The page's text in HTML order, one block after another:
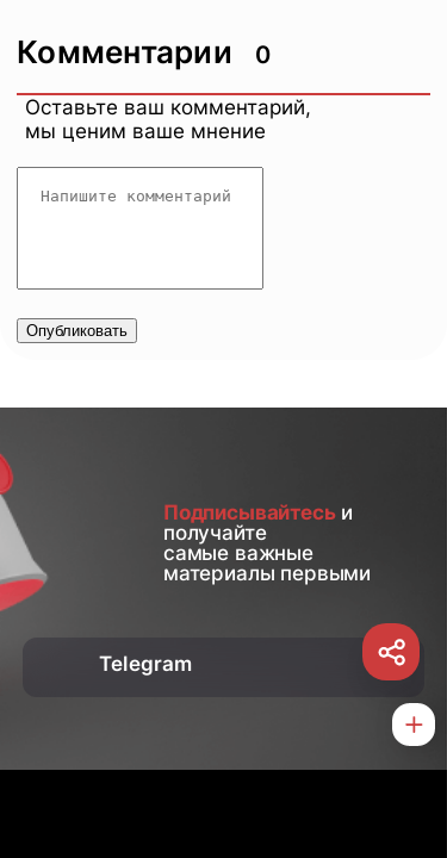
Комментарии 0
Оставьте ваш комментарий,
мы ценим ваше мнение
Опубликовать
Подписывайтесьи
получайте
самые важные
материалы первыми
Telegram